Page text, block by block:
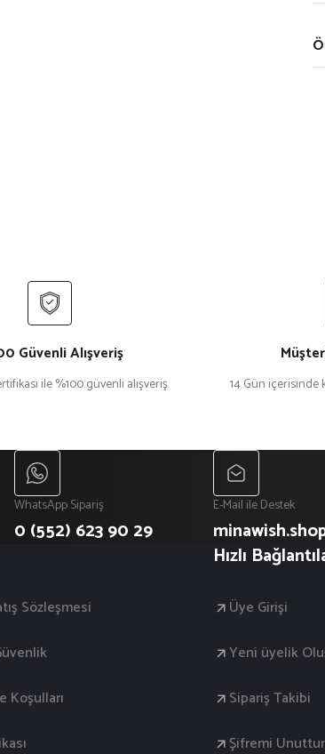
Güvenli Alışveriş
ile %100 güvenli alışveriş 14 Gün içerisinde
WhatsApp Sipariş
0 (552) 623 90 29
E-Mail ile Destek
Sözleşmesi
Koşulları
Hızlı
Üye Girişi
Yeni üyelik
Sipariş Takibi
Şifremi